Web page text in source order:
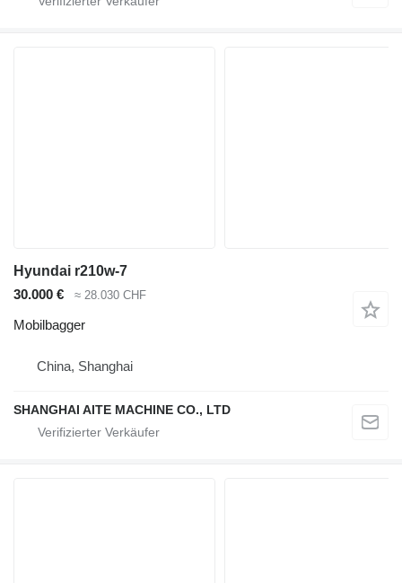
Hyundai r210w-7
30.000 €
≈ 28.030 CHF
Mobilbagger
China, Shanghai
SHANGHAI AITE MACHINE CO., LTD